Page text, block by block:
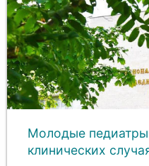
Молодые педиатры
клинических